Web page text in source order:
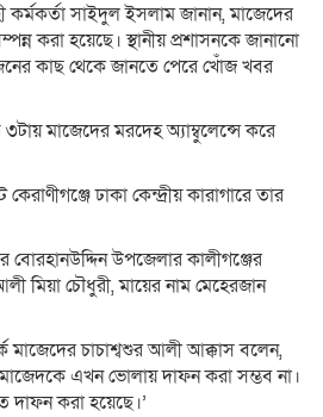
কর্মকর্তা সাইদুল ইসলাম জানান, মাজেদের
করা হয়েছে। স্থানীয় প্রশাসনকে জানানো
কাছ থেকে জানতে পেরে খোঁজ খবর
৩টায় মাজেদের মরদেহ অ্যাম্বুলেন্সে করে
ঢাকা কেন্দ্রীয় কারাগারে তার
বোরহানউদ্দিন উপজেলার কালীগঞ্জের
মিয়া চৌধুরী, মায়ের নাম মেহেরজান
মাজেদের চাচাশ্বশুর আলী আক্কাস বলেন,
মাজেদকে এখন ভোলায় দাফন করা সম্ভব না।
দাফন করা হয়েছে।’